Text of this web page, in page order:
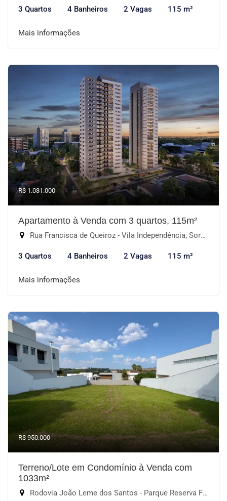
3 Quartos 4 Banheiros 2 Vagas 115 m²
Mais informações
R$ 1.031.000
Apartamento à Venda com 3 quartos, 115m²
Rua Francisca de Queiroz - Vila Independência, Sorocaba-SP
3 Quartos 4 Banheiros 2 Vagas 115 m²
Mais informações
R$ 950.000
Terreno/Lote em Condomínio à Venda com
1033m²
Rodovia João Leme dos Santos - Parque Reserva Fazenda Imperial, Sorocaba-SP